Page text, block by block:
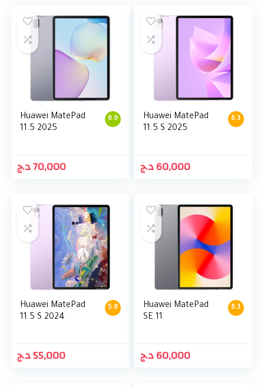
6.9
Huawei MatePad
11.5 2025
70,000د.ج
6.3
Huawei MatePad
11.5 S 2025
60,000د.ج
5.8
Huawei MatePad
11.5 S 2024
55,000د.ج
6.3
Huawei MatePad
SE 11
60,000د.ج